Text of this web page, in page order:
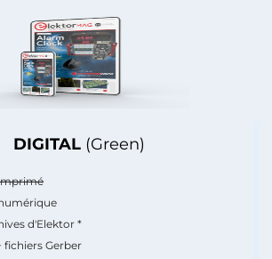
DIGITAL (Green)
d'Elektor *
fichiers Gerber